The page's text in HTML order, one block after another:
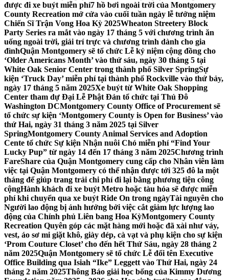
được đi xe buýt miễn phí7 hồ bơi ngoài trời của Montgomery
County Recreation mở cửa vào cuối tuần ngày lễ tưởng niệm
Chiến Sĩ Trận Vong Hoa Kỳ 2025Wheaton Streetery Block
Party Series ra mắt vào ngày 17 tháng 5 với chương trình ăn
uống ngoài trời, giải trí trực và chương trình dành cho gia
đìnhQuận Montgomery sẽ tổ chức Lễ kỷ niệm cộng đồng cho
‘Older Americans Month’ vào thứ sáu, ngày 30 tháng 5 tại
White Oak Senior Center trong thành phố Silver SpringSự
kiện ‘Truck Day’ miễn phí tại thành phố Rockville vào thứ bảy,
ngày 17 tháng 5 năm 2025Xe buýt từ White Oak Shopping
Center tham dự Đại Lễ Phật Đản tổ chức tại Thủ Đô
Washington DCMontgomery County Office of Procurement sẽ
tổ chức sự kiện ‘Montgomery County is Open for Business’ vào
thứ Hai, ngày 31 tháng 3 năm 2025 tại Silver
SpringMontgomery County Animal Services and Adoption
Cente tổ chức Sự kiện Nhận nuôi Chó miễn phí “Find Your
Lucky Pup” từ ngày 14 đến 17 tháng 3 năm 2025Chương trình
FareShare của Quận Montgomery cung cấp cho Nhân viên làm
việc tại Quận Montgomery có thể nhận được tới 325 đô la một
tháng để giúp trang trải chi phí đi lại bằng phương tiện công
cộngHành khách đi xe buýt Metro hoặc tàu hỏa sẽ được miễn
phí khi chuyển qua xe buýt Ride On trong ngàyTài nguyên cho
Người lao động bị ảnh hưởng bởi việc cắt giảm lực lượng lao
động của Chính phủ Liên bang Hoa KỳMontgomery County
Recreation Quyên góp các mặt hàng mới hoặc đã xài như váy,
vest, áo sơ mi giặt khô, giày dép, cà vạt và phụ kiện cho sự kiện
‘Prom Couture Closet’ cho đến hết Thứ Sáu, ngày 28 tháng 2
năm 2025Quận Montgomery sẽ tổ chức Lễ đổi tên Executive
Office Building qua Isiah “Ike” Leggett vào Thứ Hai, ngày 24
tháng 2 năm 2025Thông Báo giải học bổng của Kimmy Dương